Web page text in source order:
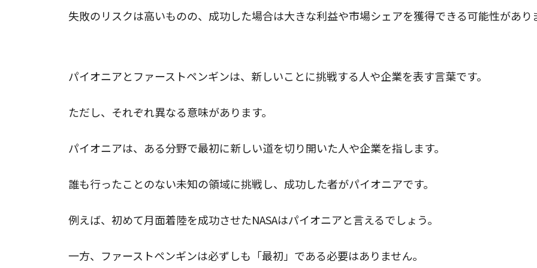
失敗のリスクは高いものの、成功した場合は大きな利益や市場シェアを獲得できる可能性があり
パイオニアとファーストペンギンは、新しいことに挑戦する人や企業を表す言葉です。
ただし、それぞれ異なる意味があります。
パイオニアは、ある分野で最初に新しい道を切り開いた人や企業を指します。
誰も行ったことのない未知の領域に挑戦し、成功した者がパイオニアです。
例えば、初めて月面着陸を成功させたNASAはパイオニアと言えるでしょう。
一方、ファーストペンギンは必ずしも「最初」である必要はありません。